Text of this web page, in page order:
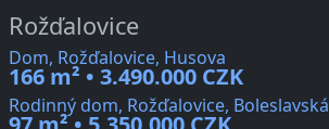
Rožďalovice
Dom, Rožďalovice, Husova
166 m² • 3.490.000 CZK
Rodinný dom, Rožďalovice, Boleslavská